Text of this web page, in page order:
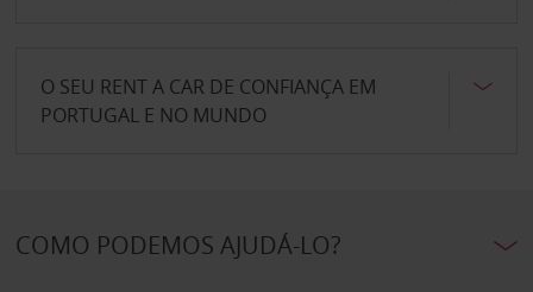
O SEU RENT A CAR DE CONFIANÇA EM
PORTUGAL E NO MUNDO
COMO PODEMOS AJUDÁ-LO?